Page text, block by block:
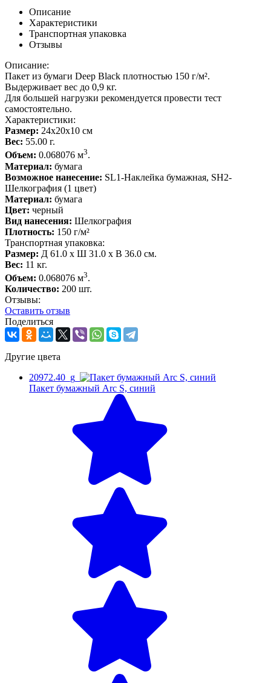
Описание
Характеристики
Транспортная упаковка
Отзывы
Описание:
Пакет из бумаги Deep Black плотностью 150 г/м².
Выдерживает вес до 0,9 кг.
Для большей нагрузки рекомендуется провести тест
самостоятельно.
Характеристики:
Размер: 24х20х10 см
Вес: 55.00 г.
Объем: 0.068076 м3.
Материал: бумага
Возможное нанесение: SL1-Наклейка бумажная, SH2-
Шелкография (1 цвет)
Материал: бумага
Цвет: черный
Вид нанесения: Шелкография
Плотность: 150 г/м²
Транспортная упаковка:
Размер: Д 61.0 x Ш 31.0 x В 36.0 см.
Вес: 11 кг.
Объем: 0.068076 м3.
Количество: 200 шт.
Отзывы:
Оcтавить отзыв
Поделиться
Другие цвета
20972.40_g
Пакет бумажный Arc S, синий